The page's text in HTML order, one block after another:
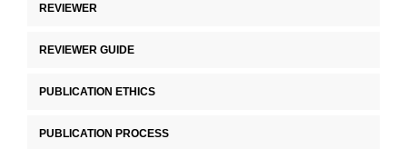
REVIEWER
REVIEWER GUIDE
PUBLICATION ETHICS
PUBLICATION PROCESS